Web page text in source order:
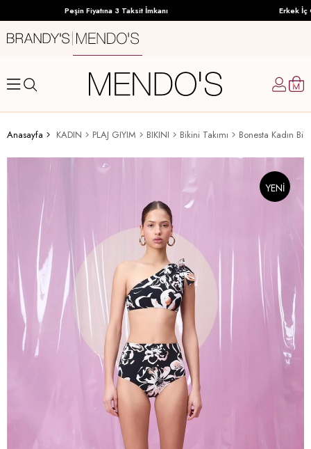
Peşin Fiyatına 3 Taksit İmkanı Erkek İç
Anasayfa KADIN PLAJ GIYIM BIKINI Bikini Takımı Bonesta Kadın
YENI